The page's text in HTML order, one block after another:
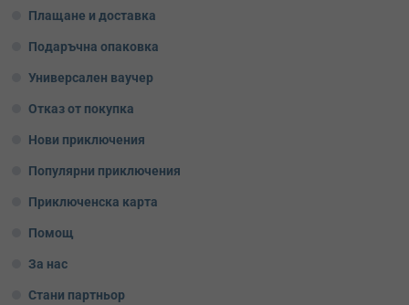
Плащане и доставка
Подаръчна опаковка
Универсален ваучер
Отказ от покупка
Нови приключения
Популярни приключения
Приключенска карта
Помощ
За нас
Стани партньор